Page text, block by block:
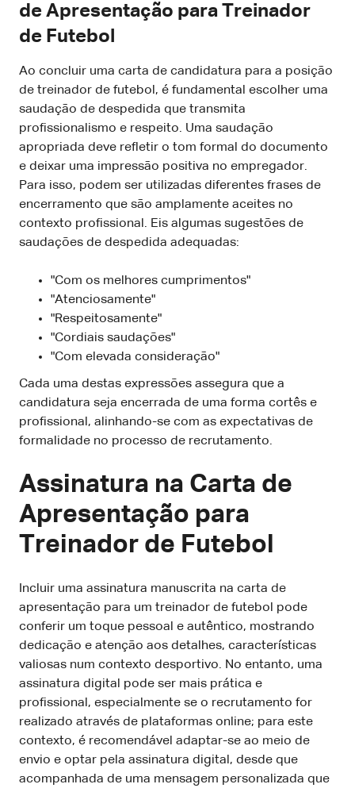
de Apresentação para Treinador
de Futebol
Ao concluir uma carta de candidatura para a posição
de treinador de futebol, é fundamental escolher uma
saudação de despedida que transmita
profissionalismo e respeito. Uma saudação
apropriada deve refletir o tom formal do documento
e deixar uma impressão positiva no empregador.
Para isso, podem ser utilizadas diferentes frases de
encerramento que são amplamente aceites no
contexto profissional. Eis algumas sugestões de
saudações de despedida adequadas:
"Com os melhores cumprimentos"
"Atenciosamente"
"Respeitosamente"
"Cordiais saudações"
"Com elevada consideração"
Cada uma destas expressões assegura que a
candidatura seja encerrada de uma forma cortês e
profissional, alinhando-se com as expectativas de
formalidade no processo de recrutamento.
Assinatura na Carta de
Apresentação para
Treinador de Futebol
Incluir uma assinatura manuscrita na carta de
apresentação para um treinador de futebol pode
conferir um toque pessoal e autêntico, mostrando
dedicação e atenção aos detalhes, características
valiosas num contexto desportivo. No entanto, uma
assinatura digital pode ser mais prática e
profissional, especialmente se o recrutamento for
realizado através de plataformas online; para este
contexto, é recomendável adaptar-se ao meio de
envio e optar pela assinatura digital, desde que
acompanhada de uma mensagem personalizada que